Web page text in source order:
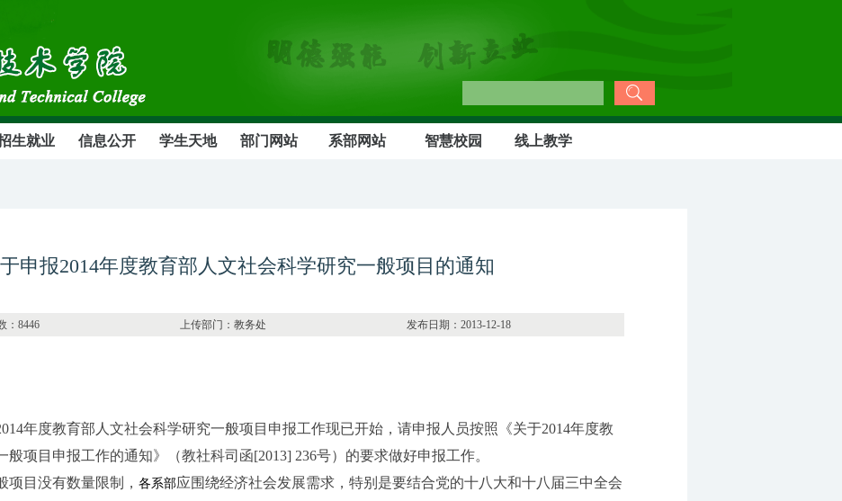
生就业 信息公开 学生天地 部门网站 系部网站 智慧校园 线上教学
申报2014年度教育部人文社会科学研究一般项目的通知
次数：8446 上传部门：教务处 发布日期：2013-12-18
年度教育部人文社会科学研究一般项目申报工作现已开始，请申报人员按照《关于2014年度教
项目申报工作的通知》（教社科司函[2013] 236号）的要求做好申报工作。
项目没有数量限制， 各系部应围绕经济社会发展需求，特别是要结合党的十八大和十八届三中全会